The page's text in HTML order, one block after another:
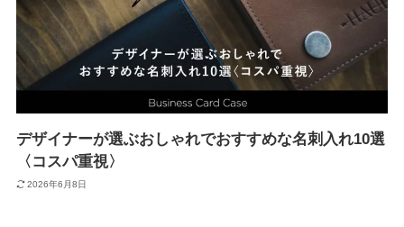
デザイナーが選ぶおしゃれでおすすめな名刺入れ10選
〈コスパ重視〉
2026年6月8日